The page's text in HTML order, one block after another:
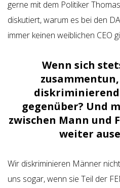
gerne mit dem Politiker
diskutiert, warum es bei den
immer keinen weiblichen CEO
Wenn sich
gegenüber? Und
zwischen Mann und
weiter
Wir diskriminieren Männer
uns sogar, wenn sie Teil der